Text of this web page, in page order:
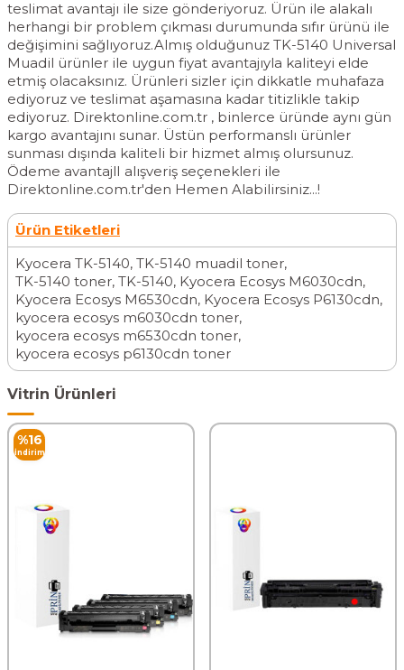
teslimat avantajı ile size gönderiyoruz. Ürün ile alakalı
herhangi bir problem çıkması durumunda sıfır ürünü ile
değişimini sağlıyoruz.Almış olduğunuz TK-5140 Universal
Muadil ürünler ile uygun fiyat avantajıyla kaliteyi elde
etmiş olacaksınız. Ürünleri sizler için dikkatle muhafaza
ediyoruz ve teslimat aşamasına kadar titizlikle takip
ediyoruz. Direktonline.com.tr , binlerce üründe aynı gün
kargo avantajını sunar. Üstün performanslı ürünler
sunması dışında kaliteli bir hizmet almış olursunuz.
Ödeme avantajlI alışveriş seçenekleri ile
Direktonline.com.tr'den Hemen Alabilirsiniz...!
Ürün Etiketleri
Kyocera TK-5140, TK-5140 muadil toner,
TK-5140 toner, TK-5140, Kyocera Ecosys M6030cdn,
Kyocera Ecosys M6530cdn, Kyocera Ecosys P6130cdn,
kyocera ecosys m6030cdn toner,
kyocera ecosys m6530cdn toner,
kyocera ecosys p6130cdn toner
Vitrin Ürünleri
%16
İndirim